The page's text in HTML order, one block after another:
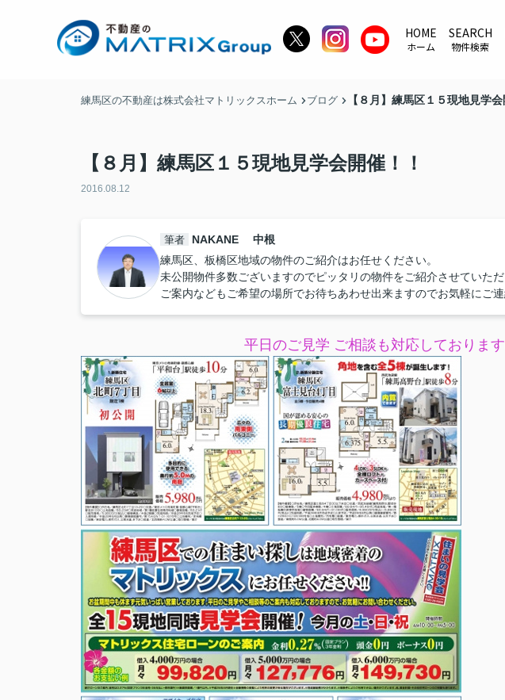
HOME
ホーム
SEARCH
物件検索
練馬区の不動産は株式会社マトリックスホーム ブログ 【８月】練馬区１５現地見学会
【８月】練馬区１５現地見学会開催！！
2016.08.12
筆者
NAKANE 中根
練馬区、板橋区地域の物件のご紹介はお任せください。
未公開物件多数ございますのでピッタリの物件をご紹介させていただ
ご案内などもご希望の場所でお待ちあわせ出来ますのでお気軽にご連
平日のご見学 ご相談も対応しておりま